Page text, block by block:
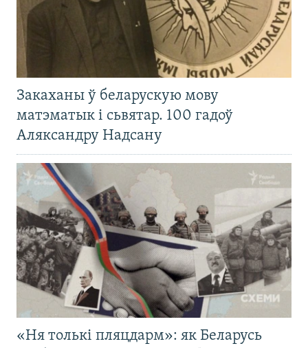
Закаханы ў беларускую мову
матэматык і сьвятар. 100 гадоў
Аляксандру Надсану
«Ня толькі пляцдарм»: як Беларусь